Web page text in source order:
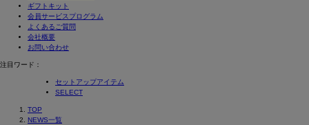
ギフトキット
会員サービスプログラム
よくあるご質問
会社概要
お問い合わせ
注目ワード：
セットアップアイテム
SELECT
TOP
NEWS一覧